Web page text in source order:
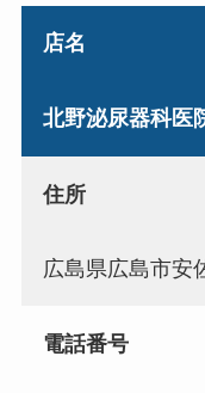
店名
北野泌尿器科医
住所
広島県広島市安
電話番号